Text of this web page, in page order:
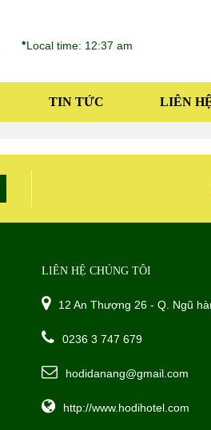
Local time: 12:37 am
TIN TỨC LIÊN
LIÊN HỆ CHÚNG TÔI
12 An Thượng 26 - Q. Ngũ
0236 3 747 679
hodidanang@gmail.com
http://www.hodihotel.com